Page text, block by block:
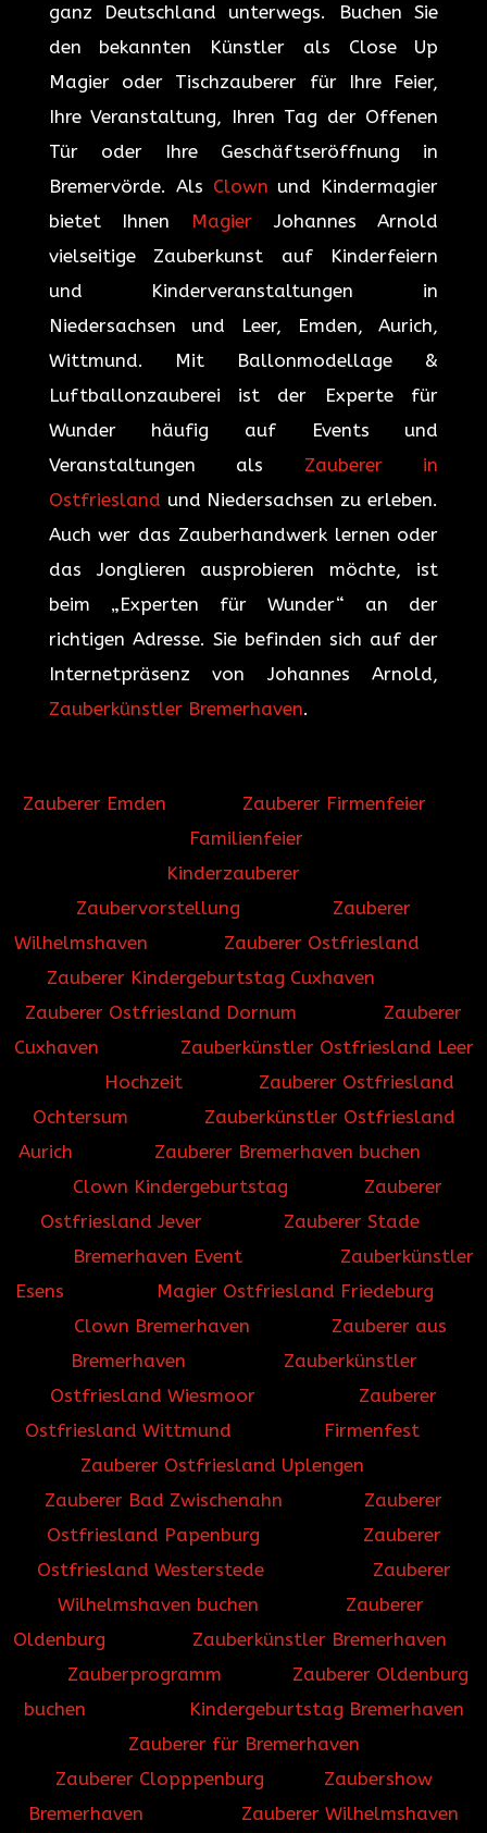
ganz Deutschland unterwegs. Buchen Sie
den bekannten Künstler als Close Up
Magier oder Tischzauberer für Ihre Feier,
Ihre Veranstaltung, Ihren Tag der Offenen
Tür oder Ihre Geschäftseröffnung in
Bremervörde. Als Clown und Kindermagier
bietet Ihnen Magier Johannes Arnold
vielseitige Zauberkunst auf Kinderfeiern
und Kinderveranstaltungen in
Niedersachsen und Leer, Emden, Aurich,
Wittmund. Mit Ballonmodellage &
Luftballonzauberei ist der Experte für
Wunder häufig auf Events und
Veranstaltungen als Zauberer in
Ostfriesland und Niedersachsen zu erleben.
Auch wer das Zauberhandwerk lernen oder
das Jonglieren ausprobieren möchte, ist
beim „Experten für Wunder“ an der
richtigen Adresse. Sie befinden sich auf der
Internetpräsenz von Johannes Arnold,
Zauberkünstler Bremerhaven.
Zauberer Emden
Zauberer Firmenfeier
Familienfeier
Kinderzauberer
Zaubervorstellung
Zauberer
Wilhelmshaven
Zauberer Ostfriesland
Zauberer Kindergeburtstag Cuxhaven
Zauberer Ostfriesland Dornum
Zauberer
Cuxhaven
Zauberkünstler Ostfriesland Leer
Hochzeit
Zauberer Ostfriesland
Ochtersum
Zauberkünstler Ostfriesland
Aurich
Zauberer Bremerhaven buchen
Clown Kindergeburtstag
Zauberer
Ostfriesland Jever
Zauberer Stade
Bremerhaven Event
Zauberkünstler
Esens
Magier Ostfriesland Friedeburg
Clown Bremerhaven
Zauberer aus
Bremerhaven
Zauberkünstler
Ostfriesland Wiesmoor
Zauberer
Ostfriesland Wittmund
Firmenfest
Zauberer Ostfriesland Uplengen
Zauberer Bad Zwischenahn
Zauberer
Ostfriesland Papenburg
Zauberer
Ostfriesland Westerstede
Zauberer
Wilhelmshaven buchen
Zauberer
Oldenburg
Zauberkünstler Bremerhaven
Zauberprogramm
Zauberer Oldenburg
buchen
Kindergeburtstag Bremerhaven
Zauberer für Bremerhaven
Zauberer Clopppenburg
Zaubershow
Bremerhaven
Zauberer Wilhelmshaven